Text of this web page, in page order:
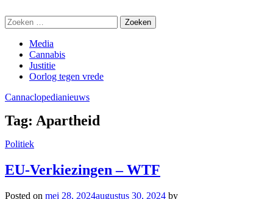
to
content
Zoeken
naar:
Media
Cannabis
Justitie
Oorlog tegen vrede
Cannaclopedianieuws
Tag: Apartheid
Politiek
EU-Verkiezingen – WTF
Posted on mei 28, 2024augustus 30, 2024 by